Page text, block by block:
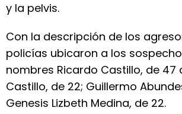
y la pelvis.
Con la descripción de los
policías ubicaron a los
nombres Ricardo Castillo, de 47
Castillo, de 22; Guillermo
Genesis Lizbeth Medina, de 22.